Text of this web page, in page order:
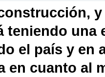
teniendo
el país y en
en cuanto al